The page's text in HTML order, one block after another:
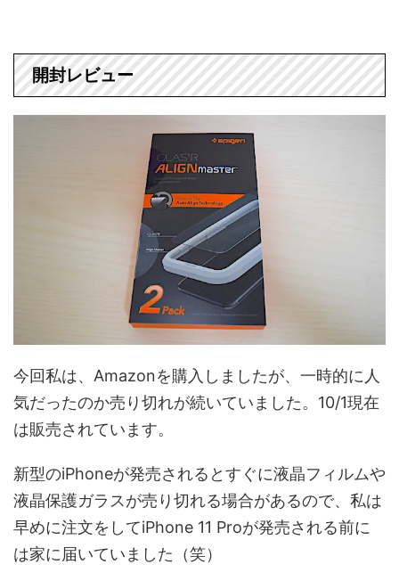
開封レビュー
今回私は、Amazonを購入しましたが、一時的に人
気だったのか売り切れが続いていました。10/1現在
は販売されています。
新型のiPhoneが発売されるとすぐに液晶フィルムや
液晶保護ガラスが売り切れる場合があるので、私は
早めに注文をしてiPhone 11 Proが発売される前に
は家に届いていました（笑）